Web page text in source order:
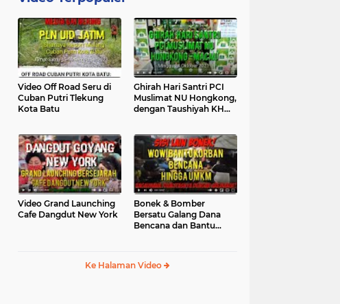
Video Off Road Seru di
Cuban Putri Tlekung
Kota Batu
Ghirah Hari Santri PCI
Muslimat NU Hongkong,
dengan Taushiyah KH
Video Grand Launching
Cafe Dangdut New York
Bonek & Bomber
Bersatu Galang Dana
Bencana dan Bantu
Ke Halaman Video